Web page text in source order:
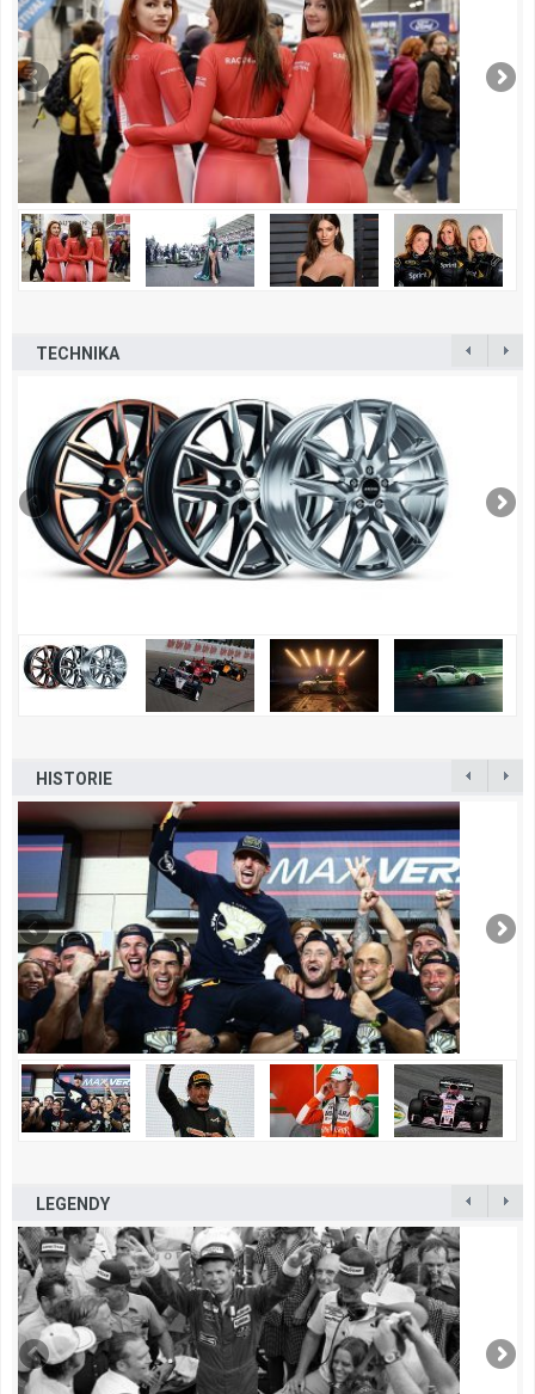
TECHNIKA
HISTORIE
LEGENDY